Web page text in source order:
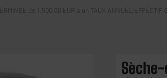
de 1.500,00 EUR à un TAUX ANNUEL
Sèche-